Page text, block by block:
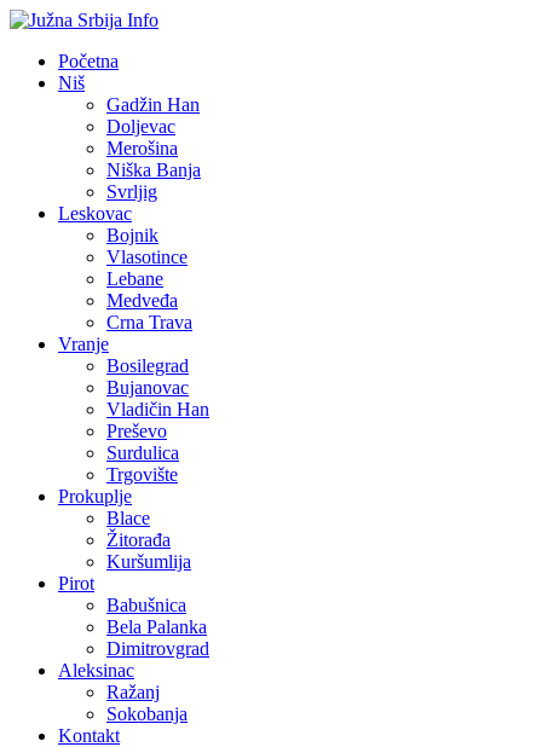
Početna
Niš
Gadžin Han
Doljevac
Merošina
Niška Banja
Svrljig
Leskovac
Bojnik
Vlasotince
Lebane
Medveđa
Crna Trava
Vranje
Bosilegrad
Bujanovac
Vladičin Han
Preševo
Surdulica
Trgovište
Prokuplje
Blace
Žitorađa
Kuršumlija
Pirot
Babušnica
Bela Palanka
Dimitrovgrad
Aleksinac
Ražanj
Sokobanja
Kontakt